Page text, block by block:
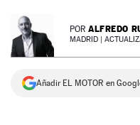
NEWSLETTER POR ALFREDO
MADRID |
Añadir EL MOTOR en